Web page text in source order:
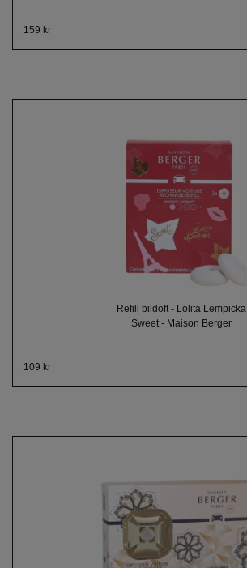
159 kr
Refill bildoft - Lolita Lempicka
Sweet - Maison Berger
109 kr